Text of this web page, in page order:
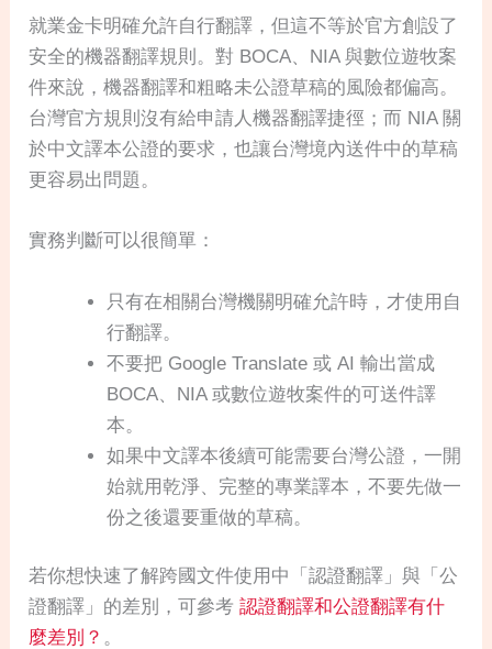
就業金卡明確允許自行翻譯，但這不等於官方創設了
安全的機器翻譯規則。對 BOCA、NIA 與數位遊牧案
件來說，機器翻譯和粗略未公證草稿的風險都偏高。
台灣官方規則沒有給申請人機器翻譯捷徑；而 NIA 關
於中文譯本公證的要求，也讓台灣境內送件中的草稿
更容易出問題。
實務判斷可以很簡單：
只有在相關台灣機關明確允許時，才使用自
行翻譯。
不要把 Google Translate 或 AI 輸出當成
BOCA、NIA 或數位遊牧案件的可送件譯
本。
如果中文譯本後續可能需要台灣公證，一開
始就用乾淨、完整的專業譯本，不要先做一
份之後還要重做的草稿。
若你想快速了解跨國文件使用中「認證翻譯」與「公
證翻譯」的差別，可參考認證翻譯和公證翻譯有什
麼差別？ 。